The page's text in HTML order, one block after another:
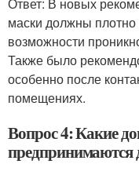
маски должны плотно
возможности
Также было
особенно после
помещениях.
Вопрос 4: Какие